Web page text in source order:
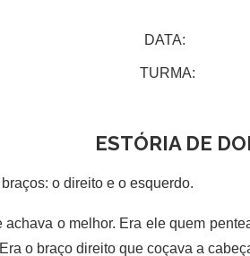
DATA:
TURMA:
ESTÓRIA DE
o direito e o esquerdo.
o melhor. Era ele quem
o braço direito que coçava a